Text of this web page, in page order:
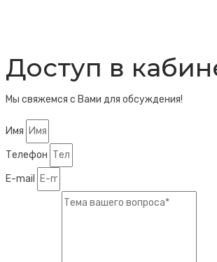
Доступ в
Мы свяжемся с Вами для обсуждения!
Имя
Телефон
E-mail